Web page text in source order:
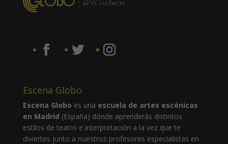
Escena Globo
Escena Globo es una escuela de artes escénicas
en Madrid (España) dónde aprenderás distintos
estilos de teatro e interpretación a la vez que te
diviertes junto a nuestros profesores especialistas en